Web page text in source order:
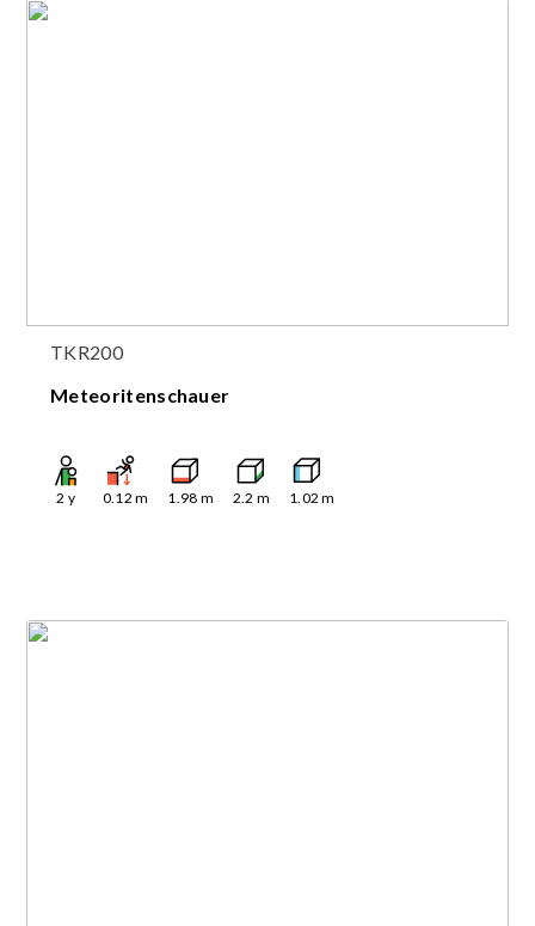
TKR200
Meteoritenschauer
2 y 0.12 m 1.98 m 2.2 m 1.02 m